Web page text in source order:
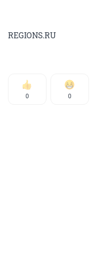
REGIONS.RU
0 0